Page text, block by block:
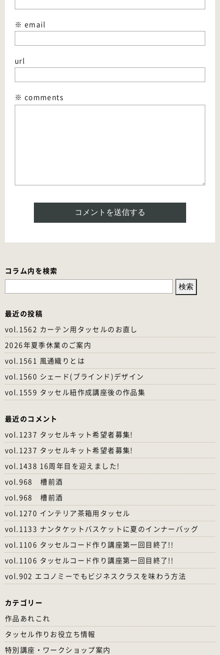
※ email
url
※ comments
コラム内を検索
検
最近の投稿
vol.1562 カーテン用タッセルのお直し
2026年夏季休業のご案内
vol.1561 風通織りとは
vol.1560 シェード(ブラインド)デザイン
vol.1559 タッセル紐作成講座後の作品集
最近のコメント
vol.1237 タッセルキット希望者募集!
vol.1237 タッセルキット希望者募集!
vol.1438 16周年目を迎えました!
vol.968 槽前酒
vol.968 槽前酒
vol.1270 インテリア茶箱用タッセル
vol.1133 ナンタケットバスケットに夏のインナーバッグ
vol.1106 タッセルコード作り講座第一回目終了!!
vol.1106 タッセルコード作り講座第一回目終了!!
vol.902 エコノミーでもビジネスクラスを味わう方法
カテゴリー
作品あれこれ
タッセル作りお役立ち情報
特別講座・ワークショップ案内